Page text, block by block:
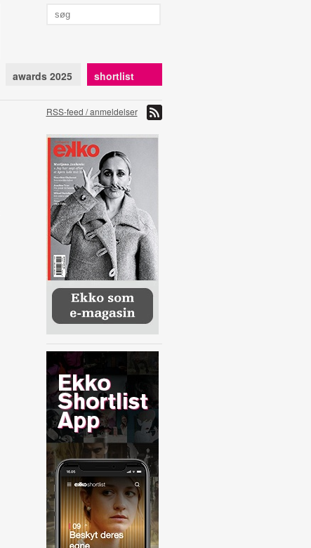
awards 2025 shortlist
RSS-feed / anmeldelser